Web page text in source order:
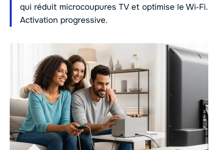
qui réduit microcoupures TV et optimise le Wi‑Fi.
Activation progressive.